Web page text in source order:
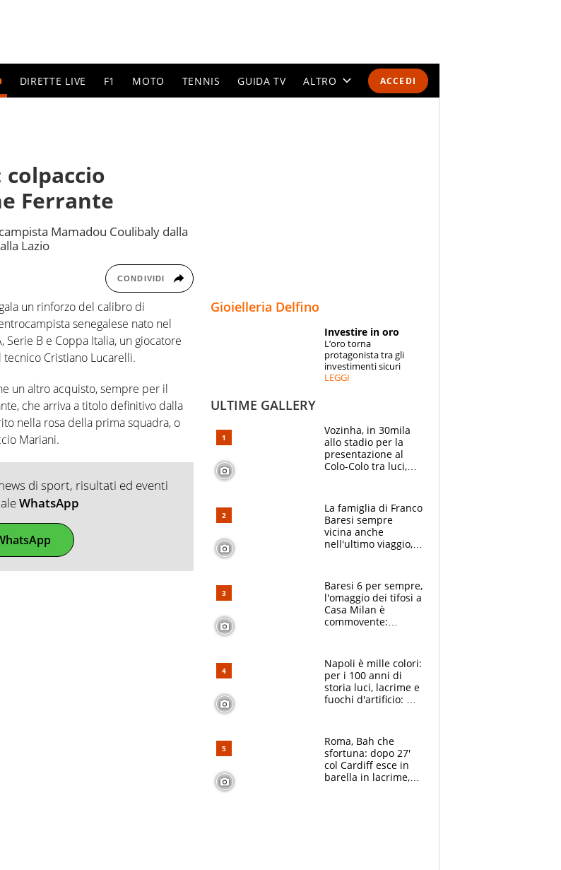
ACCEDI
DIRETTE LIVE F1 MOTO TENNIS GUIDA TV ALTRO
SPECIALI
Ferrante
Mamadou Coulibaly dalla
Lazio
CONDIVIDI
un rinforzo del calibro di
senegalese nato nel
B e Coppa Italia, un giocatore
Cristiano Lucarelli.
un altro acquisto, sempre per il
che arriva a titolo definitivo dalla
nella rosa della prima squadra, o
Mariani.
di sport, risultati ed eventi
WhatsApp
Gioielleria Delfino
Investire in oro
L’oro torna
protagonista tra gli
investimenti sicuri
LEGGI
ULTIME GALLERY
Vozinha, in 30mila
allo stadio per la
presentazione al
Colo-Colo tra luci,
La famiglia di Franco
Baresi sempre
vicina anche
nell'ultimo viaggio,
circondati
dall'affetto dei tifosi
Baresi 6 per sempre,
l'omaggio dei tifosi a
Casa Milan è
commovente:
bigliettini
Napoli è mille colori:
per i 100 anni di
storia luci, lacrime e
fuochi d'artificio: De
Roma, Bah che
sfortuna: dopo 27'
col Cardiff esce in
barella in lacrime,